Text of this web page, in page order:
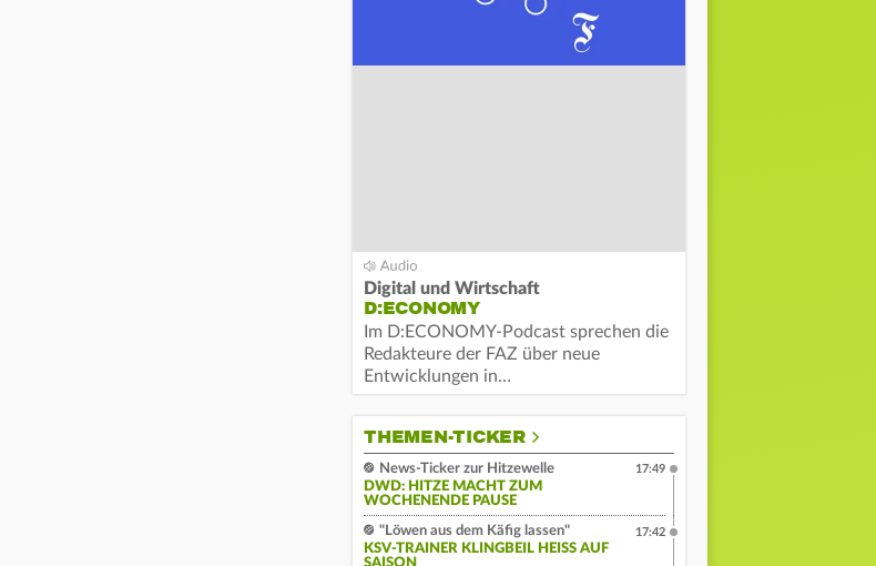
Digital und Wirtschaft
D:ECONOMY
Im D:ECONOMY-Podcast sprechen die
Redakteure der FAZ über neue
Entwicklungen in…
THEMEN-TICKER
News-Ticker zur Hitzewelle
DWD: HITZE MACHT ZUM
WOCHENENDE PAUSE
17:49
"Löwen aus dem Käfig lassen"
KSV-TRAINER KLINGBEIL HEISS AUF S
AISON
17:42